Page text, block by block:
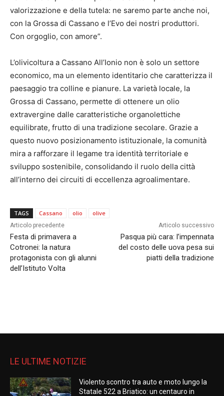
valorizzazione e della tutela: ne saremo parte anche noi,
con la Grossa di Cassano e l’Evo dei nostri produttori.
Con orgoglio, con amore”.
L’olivicoltura a Cassano All’Ionio non è solo un settore
economico, ma un elemento identitario che caratterizza il
paesaggio tra colline e pianure. La varietà locale, la
Grossa di Cassano, permette di ottenere un olio
extravergine dalle caratteristiche organolettiche
equilibrate, frutto di una tradizione secolare. Grazie a
questo nuovo posizionamento istituzionale, la comunità
mira a rafforzare il legame tra identità territoriale e
sviluppo sostenibile, consolidando il ruolo della città
all’interno dei circuiti di eccellenza agroalimentare.
TAGS Cassano olio olive
Articolo precedente
Festa di primavera a
Cotronei: la natura
protagonista con gli alunni
dell’Istituto Volta
Articolo successivo
Pasqua più cara: l’impennata
del costo delle uova pesa sui
piatti della tradizione
LE ULTIME NOTIZIE
Violento scontro tra auto e moto lungo la
Statale 522 a Briatico: un centauro in